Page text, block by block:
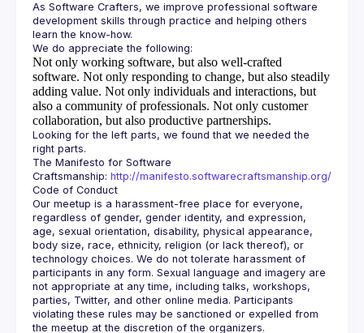
As Software Crafters, we improve professional software
development skills through practice and helping others
Not only working software, but also well-crafted
software. Not only responding to change, but also steadily
adding value. Not only individuals and interactions, but
also a community of professionals. Not only customer
collaboration, but also productive partnerships.
Looking for the left parts, we found that we needed the
The Manifesto for Software
Craftsmanship: http://manifesto.softwarecraftsmanship.org/
Our meetup is a harassment-free place for everyone,
regardless of gender, gender identity, and expression,
age, sexual orientation, disability, physical appearance,
body size, race, ethnicity, religion (or lack thereof), or
technology choices. We do not tolerate harassment of
participants in any form. Sexual language and imagery are
not appropriate at any time, including talks, workshops,
parties, Twitter, and other online media. Participants
violating these rules may be sanctioned or expelled from